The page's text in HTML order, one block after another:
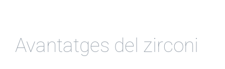
Avantatges del zirconi